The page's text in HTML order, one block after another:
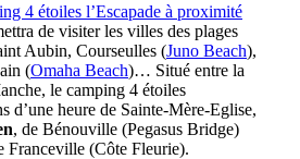
4 étoiles l’Escapade à proximité
de visiter les villes des plages
Aubin, Courseulles (Juno Beach),
(Omaha Beach)… Situé entre la
le camping 4 étoiles
d’une heure de Sainte-Mère-Eglise,
, de Bénouville (Pegasus Bridge)
Franceville (Côte Fleurie).